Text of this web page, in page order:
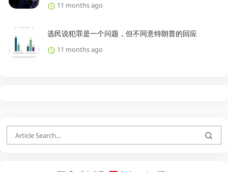
11 months ago
选民说犯罪是一个问题，但不同意特朗普的回应
11 months ago